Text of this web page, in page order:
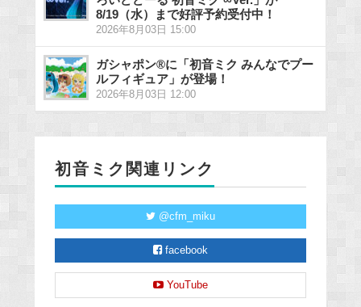
8/19（水）まで好評予約受付中！
2026年8月03日 15:00
ガシャポン®に「初音ミク みんなでプー
ルフィギュア」が登場！
2026年8月03日 12:00
初音ミク関連リンク
@cfm_miku
facebook
YouTube